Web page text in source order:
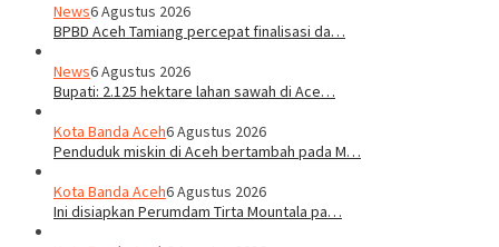
News6 Agustus 2026
BPBD Aceh Tamiang percepat finalisasi da…
News6 Agustus 2026
Bupati: 2.125 hektare lahan sawah di Ace…
Kota Banda Aceh6 Agustus 2026
Penduduk miskin di Aceh bertambah pada M…
Kota Banda Aceh6 Agustus 2026
Ini disiapkan Perumdam Tirta Mountala pa…